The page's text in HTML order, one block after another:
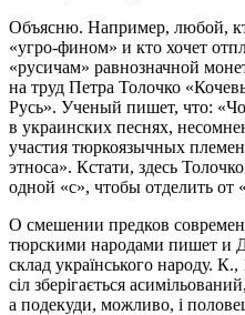
Объясню. Например, любой,
«угро-фином» и кто хочет
«русичам» равнозначной
на труд Петра Толочко
Русь». Ученый пишет, что:
в украинских песнях,
участия тюркоязычных
этноса». Кстати, здесь
одной «с», чтобы отделить от
О смешении предков
тюрскими народами пишет и
склад українського народу.
сіл зберігається
а подекуди, можливо, і